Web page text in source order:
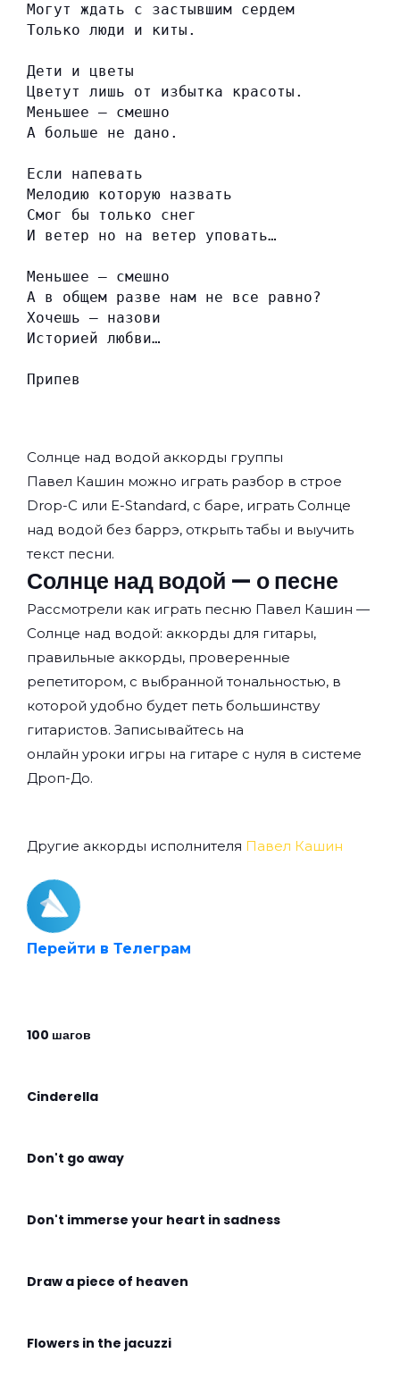
Могут ждать с застывшим сердем
Только люди и киты.
Дети и цветы
Цветут лишь от избытка красоты.
Меньшее — смешно
А больше не дано.
Если напевать
Мелодию которую назвать
Смог бы только снег
И ветер но на ветер уповать…
Меньшее — смешно
А в общем разве нам не все равно?
Хочешь — назови
Историей любви…
Припев
Солнце над водой аккорды группы
Павел Кашин можно играть разбор в строе
Drop-C или E-Standard, с баре, играть Солнце
над водой без баррэ, открыть табы и выучить
текст песни.
Солнце над водой — о песне
Рассмотрели как играть песню Павел Кашин —
Солнце над водой: аккорды для гитары,
правильные аккорды, проверенные
репетитором, с выбранной тональностью, в
которой удобно будет петь большинству
гитаристов. Записывайтесь на
онлайн уроки игры на гитаре с нуля в системе
Дроп-До.
Другие аккорды исполнителя Павел Кашин
Перейти в Телеграм
100 шагов
Cinderella
Don't go away
Don't immerse your heart in sadness
Draw a piece of heaven
Flowers in the jacuzzi